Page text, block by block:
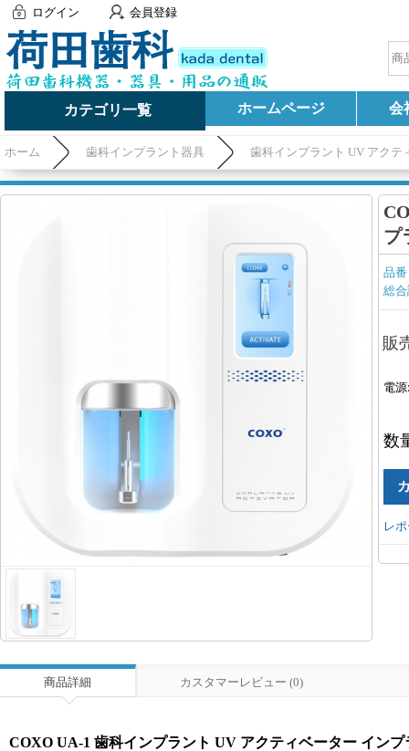
ログイン 会員登録
カテゴリ一覧 ホームページ 会
ホーム 歯科インプラント器具 歯科インプラント UV アクテ
プ
品
総
販
電源:
数
レ
商品詳細 カスタマーレビュー (0)
COXO UA-1 歯科インプラント UV アクティベーター イン